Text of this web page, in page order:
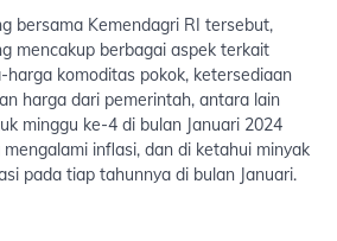
bersama Kemendagri RI tersebut,
mencakup berbagai aspek terkait
harga komoditas pokok, ketersediaan
harga dari pemerintah, antara lain
minggu ke-4 di bulan Januari 2024
inflasi, dan di ketahui minyak
pada tiap tahunnya di bulan Januari.